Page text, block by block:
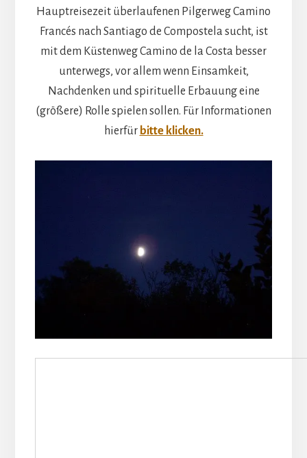
Hauptreisezeit überlaufenen Pilgerweg Camino
Francés nach Santiago de Compostela sucht, ist
mit dem Küstenweg Camino de la Costa besser
unterwegs, vor allem wenn Einsamkeit,
Nachdenken und spirituelle Erbauung eine
(größere) Rolle spielen sollen. Für Informationen
hierfür bitte klicken.